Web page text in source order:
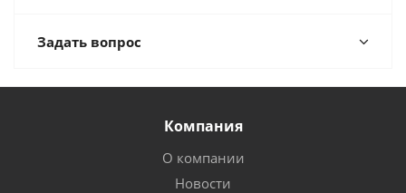
Задать вопрос
Компания
О компании
Новости